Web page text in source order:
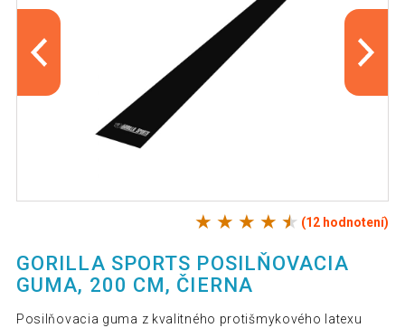
(12 hodnotení)
GORILLA SPORTS POSILŇOVACIA
GUMA, 200 CM, ČIERNA
Posilňovacia guma z kvalitného protišmykového latexu